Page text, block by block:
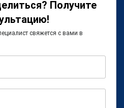
Получите
свяжется с вами в